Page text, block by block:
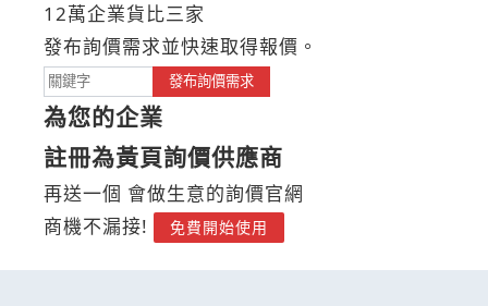
12萬企業貨比三家
發布詢價需求並快速取得報價。
發布詢價需求
為您的企業
註冊為黃頁詢價供應商
再送一個 會做生意的詢價官網
商機不漏接!
免費開始使用